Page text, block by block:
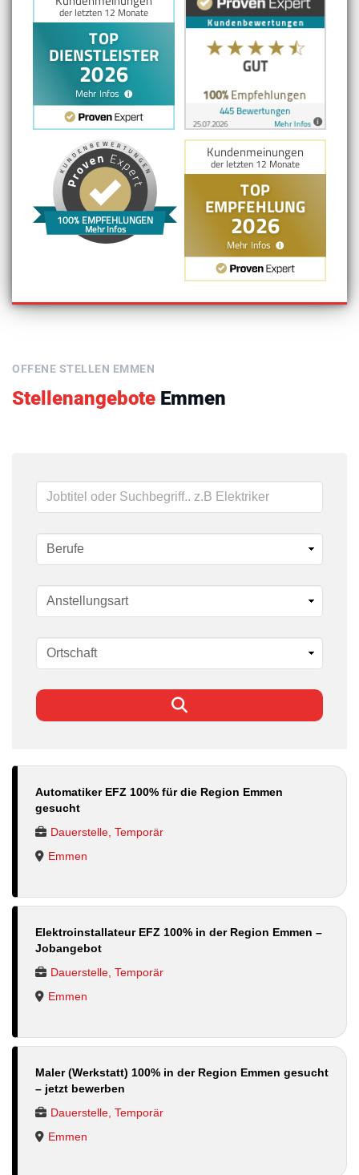
100% EMPFEHLUNGEN
Mehr Infos
OFFENE STELLEN EMMEN
Stellenangebote Emmen
Automatiker EFZ 100% für die Region Emmen
gesucht
Dauerstelle, Temporär
Emmen
Elektroinstallateur EFZ 100% in der Region Emmen –
Jobangebot
Dauerstelle, Temporär
Emmen
Maler (Werkstatt) 100% in der Region Emmen gesucht
– jetzt bewerben
Dauerstelle, Temporär
Emmen